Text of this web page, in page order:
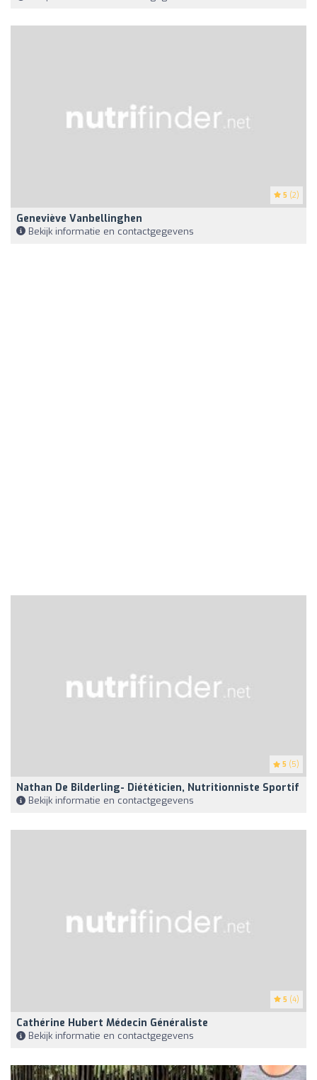
5 (2)
Geneviève Vanbellinghen
Bekijk informatie en contactgegevens
5 (5)
Nathan De Bilderling- Diététicien, Nutritionniste Sportif
Bekijk informatie en contactgegevens
5 (4)
Cathérine Hubert Médecin Généraliste
Bekijk informatie en contactgegevens